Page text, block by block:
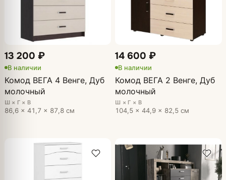
13 200 ₽
В наличии
Комод ВЕГА 4 Венге, Дуб
молочный
Ш × Г × В
86,6 × 41,7 × 87,8 см
14 600 ₽
В наличии
Комод ВЕГА 2 Венге, Дуб
молочный
Ш × Г × В
104,5 × 44,9 × 82,5 см